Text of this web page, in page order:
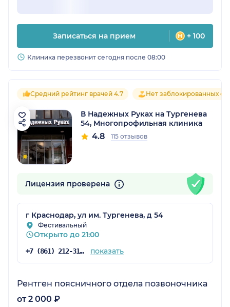
Записаться на прием + 100
Клиника перезвонит сегодня после 08:00
Средний рейтинг врачей 4.7 Нет заблокированных
В Надежных Руках на Тургенева
54, Многопрофильная клиника
4.8 115 отзывов
Лицензия проверена
г Краснодар, ул им. Тургенева, д 54
Фестивальный
Открыто до 21:00
+7 (861) 212-31-79 показать
Рентген поясничного отдела позвоночника
от 2 000 ₽